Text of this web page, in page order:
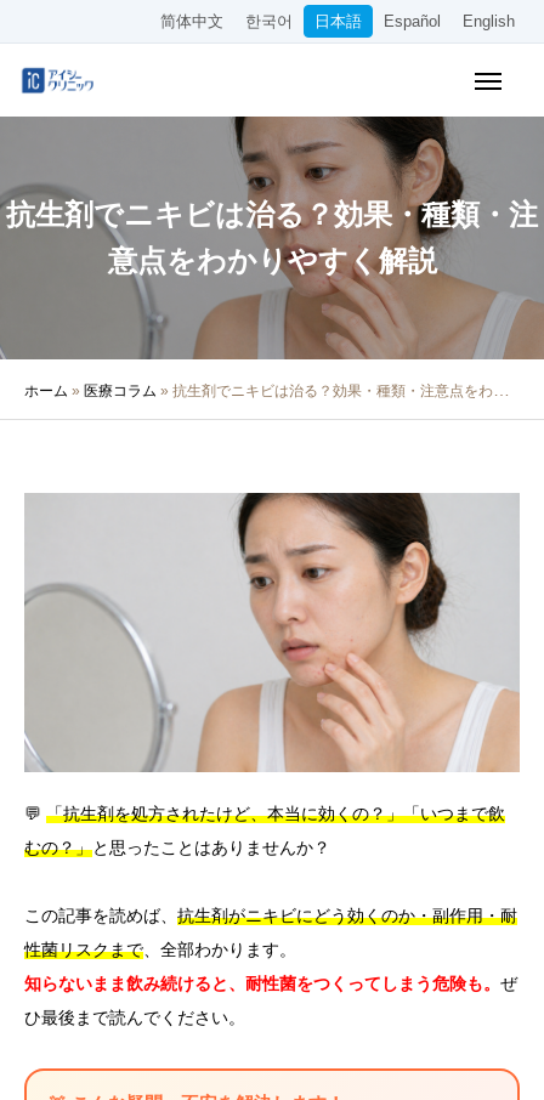
简体中文 한국어 日本語 Español English
抗生剤でニキビは治る？効果・種類・注
意点をわかりやすく解説
ホーム » 医療コラム » 抗生剤でニキビは治る？効果・種類・注意点をわかりやすく解説
💬 「抗生剤を処方されたけど、本当に効くの？」「いつまで飲
むの？」と思ったことはありませんか？
この記事を読めば、 抗生剤がニキビにどう効くのか・副作用・耐
性菌リスクまで 、全部わかります。
知らないまま飲み続けると、耐性菌をつくってしまう危険も。 ぜ
ひ最後まで読んでください。
クリニック紹介
院長・医師の紹介
言語
日本語 Español